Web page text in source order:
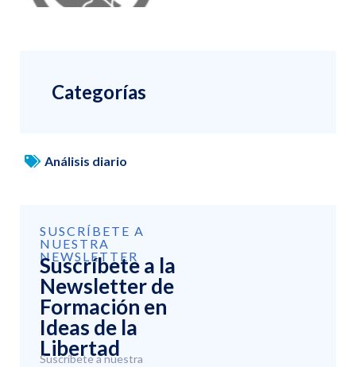
Categorías
Análisis diario
SUSCRÍBETE A
NUESTRA
NEWSLETTER
Suscríbete a la
Newsletter de
Formación en
Ideas de la
Libertad
Suscríbete a nuestra